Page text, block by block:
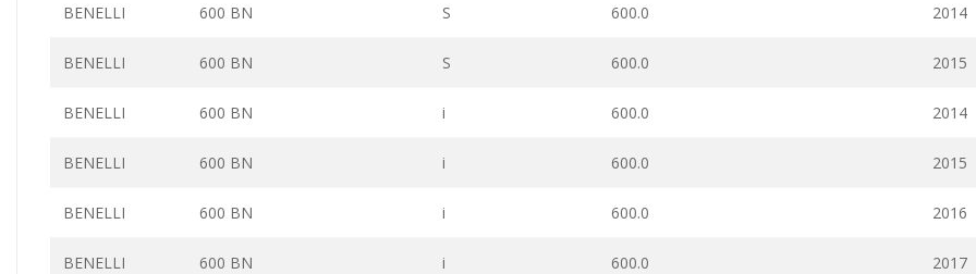
BENELLI 600 BN S 600.0 2014
BENELLI 600 BN S 600.0 2015
BENELLI 600 BN i 600.0 2014
BENELLI 600 BN i 600.0 2015
BENELLI 600 BN i 600.0 2016
BENELLI 600 BN i 600.0 2017